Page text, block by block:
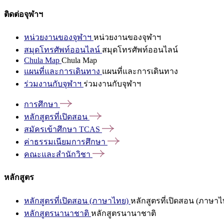
ติดต่อจุฬาฯ
หน่วยงานของจุฬาฯ หน่วยงานของจุฬาฯ
สมุดโทรศัพท์ออนไลน์ สมุดโทรศัพท์ออนไลน์
Chula Map Chula Map
แผนที่และการเดินทาง แผนที่และการเดินทาง
ร่วมงานกับจุฬาฯ ร่วมงานกับจุฬาฯ
การศึกษา
หลักสูตรที่เปิดสอน
สมัครเข้าศึกษา TCAS
ค่าธรรมเนียมการศึกษา
คณะและสำนักวิชา
หลักสูตร
หลักสูตรที่เปิดสอน (ภาษาไทย) หลักสูตรที่เปิดสอน (ภาษาไ
หลักสูตรนานาชาติ หลักสูตรนานาชาติ